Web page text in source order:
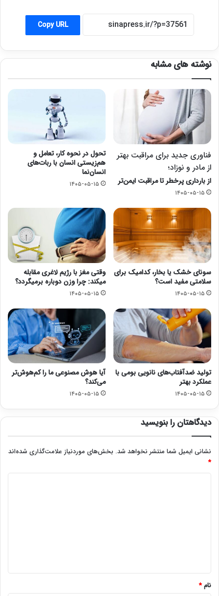
Copy URL
نوشته های مشابه
فناوری جدید برای مراقبت بهتر
از مادر و نوزاد؛
از بارداری پرخطر تا مراقبت ایمن‌تر
۱۴۰۵-۰۵-۱۵
تحول در نحوه کار، تعامل و
هم‌زیستی انسان با ربات‌های
انسان‌نما
۱۴۰۵-۰۵-۱۵
سونای خشک یا بخار، کدامیک برای
سلامتی مفید است؟
۱۴۰۵-۰۵-۱۵
وقتی مغز با رژیم لاغری مقابله
میکند: چرا وزن دوباره برمیگردد؟
۱۴۰۵-۰۵-۱۵
تولید ضدآفتاب‌های نانویی بومی با
عملکرد بهتر
۱۴۰۵-۰۵-۱۵
آیا هوش مصنوعی ما را کم‌هوش‌تر
می‌کند؟
۱۴۰۵-۰۵-۱۵
دیدگاهتان را بنویسید
نشانی ایمیل شما منتشر نخواهد شد. بخش‌های موردنیاز علامت‌گذاری شده‌اند
*
نام*